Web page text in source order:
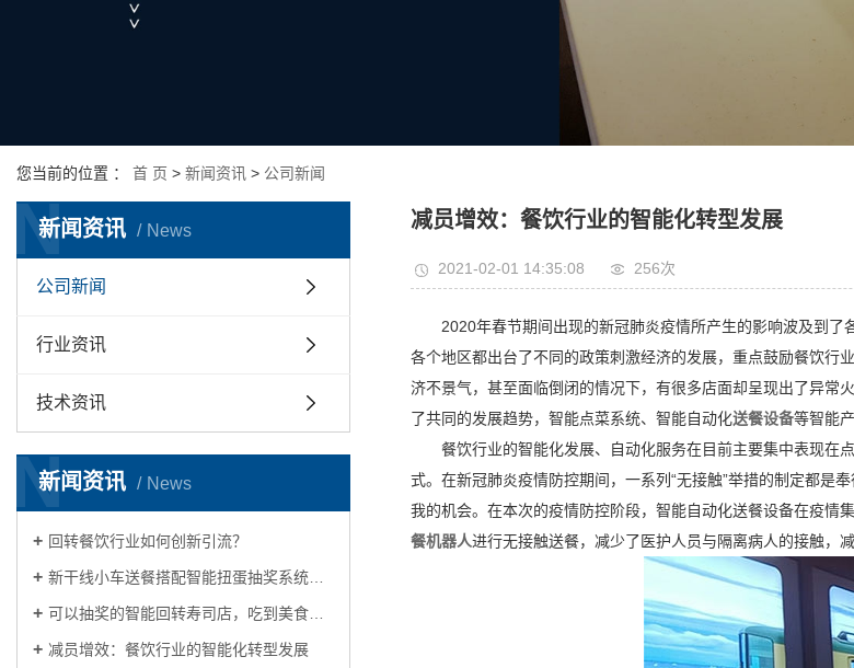
您当前的位置 ： 首 页 > 新闻资讯 > 公司新闻
新闻资讯 News
N
公司新闻
行业资讯
技术资讯
新闻资讯 News
N
回转餐饮行业如何创新引流？
新干线小车送餐搭配智能扭蛋抽奖系统，传统回转寿司店玩出新花样
可以抽奖的智能回转寿司店，吃到美食玩出花样
减员增效：餐饮行业的智能化转型发展
减员增效：餐饮行业的智能化转型发展
2021-02-01 14:35:08 256次
2020年春节期间出现的新冠肺炎疫情所产生的影响波及到了
各个地区都出台了不同的政策刺激经济的发展，重点鼓励餐饮行
济不景气，甚至面临倒闭的情况下，有很多店面却呈现出了异常
了共同的发展趋势，智能点菜系统、智能自动化送餐设备等智能
餐饮行业的智能化发展、自动化服务在目前主要集中表现在
式。在新冠肺炎疫情防控期间，一系列“无接触”举措的制定都是
我的机会。在本次的疫情防控阶段，智能自动化送餐设备在疫情
餐机器人进行无接触送餐，减少了医护人员与隔离病人的接触